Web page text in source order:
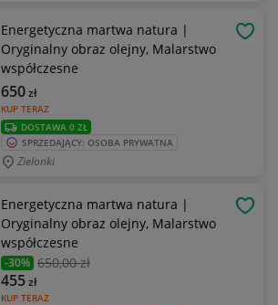
Energetyczna martwa natura |
Oryginalny obraz olejny, Malarstwo
współczesne
KUP TERAZ
650zł
DOSTAWA 0 ZŁ
SPRZEDAJĄCY: OSOBA PRYWATNA
Zielonki
Energetyczna martwa natura |
Oryginalny obraz olejny, Malarstwo
współczesne
-30% 650,00 zł
KUP TERAZ
455zł